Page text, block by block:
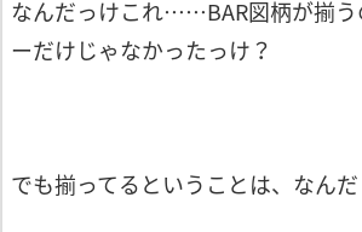
なんだっけこれ……BAR図柄が揃う
ーだけじゃなかったっけ？
でも揃ってるということは、なんだ